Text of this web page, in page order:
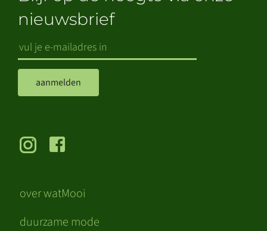
over watMooi
duurzame mode
nieuwsbrief
aanmelden